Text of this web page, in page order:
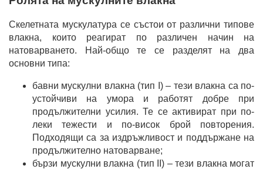
Скелетната мускулатура се състои от различни типове
влакна, които реагират по различен начин на
натоварването. Най-общо те се разделят на два
основни типа:
бавни мускулни влакна (тип I) – тези влакна са по-
устойчиви на умора и работят добре при
продължителни усилия. Те се активират при по-
леки тежести и по-висок брой повторения.
Подходящи са за издръжливост и поддържане на
продължително натоварване;
бързи мускулни влакна (тип II) – тези влакна могат